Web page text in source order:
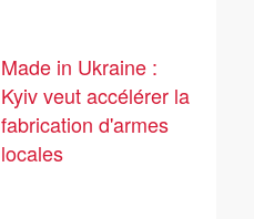
Made in Ukraine :
Kyiv veut accélérer la
fabrication d'armes
locales